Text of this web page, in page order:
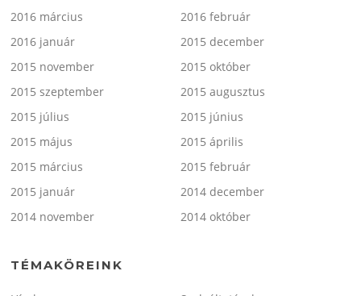
2016 március
2016 február
2016 január
2015 december
2015 november
2015 október
2015 szeptember
2015 augusztus
2015 július
2015 június
2015 május
2015 április
2015 március
2015 február
2015 január
2014 december
2014 november
2014 október
TÉMAKÖREINK